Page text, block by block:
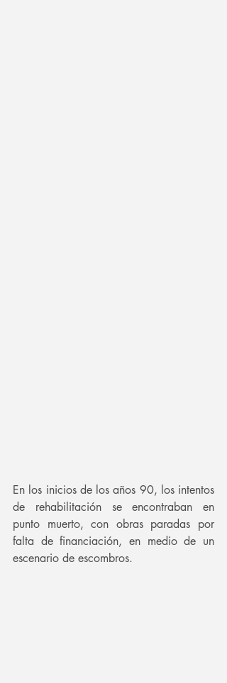
En los inicios de los años 90, los intentos
de rehabilitación se encontraban en
punto muerto, con obras paradas por
falta de financiación, en medio de un
escenario de escombros.